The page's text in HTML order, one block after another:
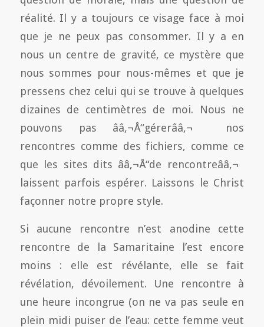
réalité. Il y a toujours ce visage face à moi
que je ne peux pas consommer. Il y a en
nous un centre de gravité, ce mystère que
nous sommes pour nous-mêmes et que je
pressens chez celui qui se trouve à quelques
dizaines de centimètres de moi. Nous ne
pouvons pas ââ‚¬Å“gérerââ‚¬  nos
rencontres comme des fichiers, comme ce
que les sites dits ââ‚¬Å“de rencontreââ‚¬ 
laissent parfois espérer. Laissons le Christ
façonner notre propre style.
Si aucune rencontre n’est anodine cette
rencontre de la Samaritaine l’est encore
moins : elle est révélante, elle se fait
révélation, dévoilement. Une rencontre à
une heure incongrue (on ne va pas seule en
plein midi puiser de l’eau: cette femme veut